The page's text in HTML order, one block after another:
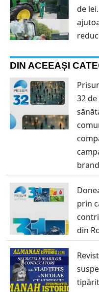
de
DIN ACEEAȘI
32
prin
din
tipărit